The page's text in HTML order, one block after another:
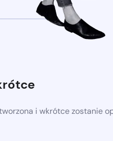
i wkrótce zostanie